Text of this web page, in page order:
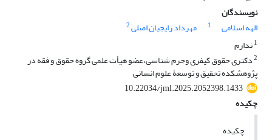
نویسندگان
الهه اسلامی
1 مهرداد رایجیان اصلی2
1ندارم
2 دکتری حقوق کیفری و‌جرم شناسی،‎عضو هیأت علمی گروه حقوق و فقه در
پژوهشکده تحقیق و توسعۀ علوم انسانی
10.22034/jml.2025.2052398.1433
چکیده
چکیده